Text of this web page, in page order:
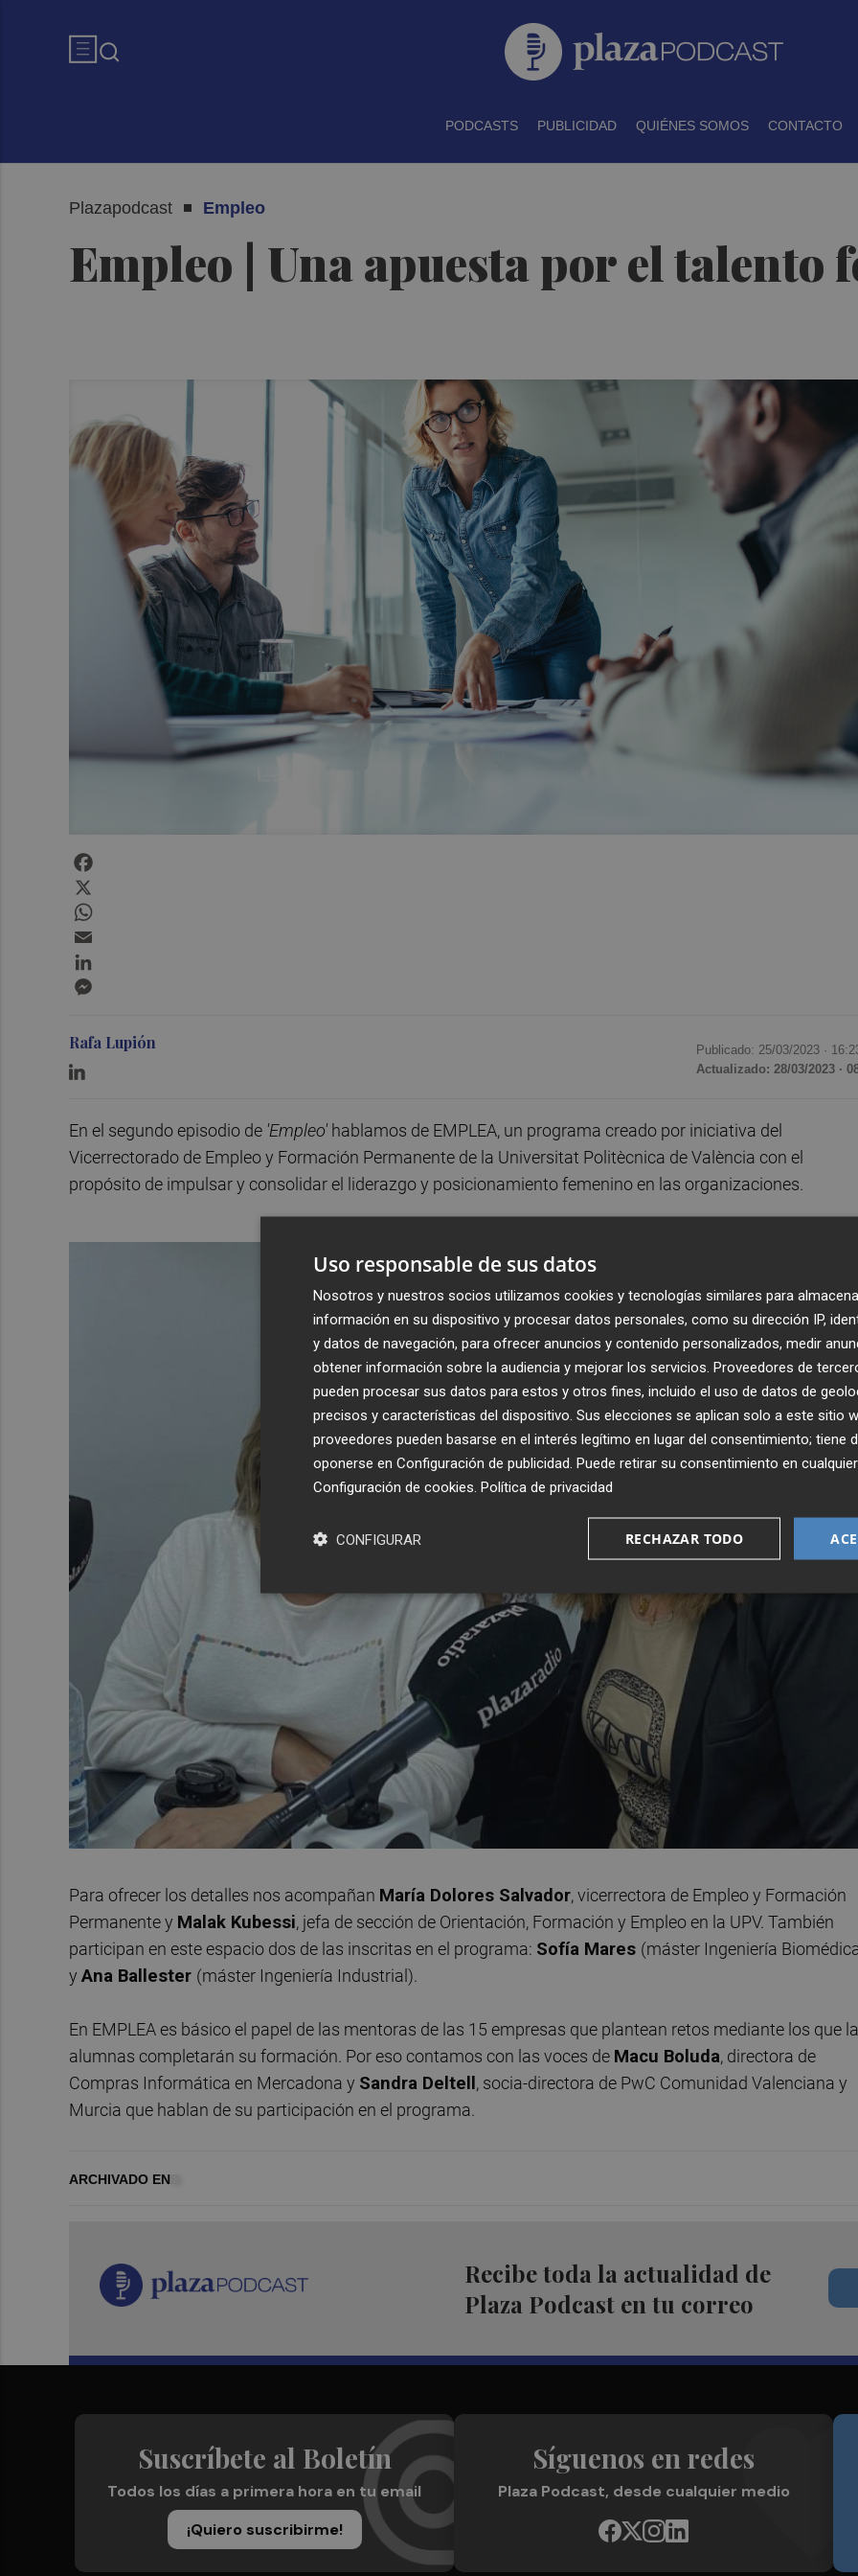
PODCASTS PUBLICIDAD QUIÉNES SOMOS CONTACTO
Plazapodcast Empleo
Empleo | Una apuesta por el talento
Rafa Lupión Publicado: 25/03/2023 ·
Actualizado: 28/03/2023 ·
En el segundo episodio de 'Empleo'hablamos de EMPLEA, un programa creado por iniciativa del
Vicerrectorado de Empleo y Formación Permanente de la Universitat Politècnica de València con el
propósito de impulsar y consolidar el liderazgo y posicionamiento femenino en las organizaciones.
Para ofrecer los detalles nos acompañan María Dolores Salvador, vicerrectora de Empleo y Formación
Permanente y Malak Kubessi, jefa de sección de Orientación, Formación y Empleo en la UPV. También
participan en este espacio dos de las inscritas en el programa: Sofía Mares (máster Ingeniería
y Ana Ballester (máster Ingeniería Industrial).
En EMPLEA es básico el papel de las mentoras de las 15 empresas que plantean retos mediante los que
alumnas completarán su formación. Por eso contamos con las voces de Macu Boluda, directora de
Compras Informática en Mercadona y Sandra Deltell, socia-directora de PwC Comunidad Valenciana y
Murcia que hablan de su participación en el programa.
ARCHIVADO EN
Recibe toda la actualidad de
Plaza Podcast en tu correo
Suscríbete al Boletín
Todos los días a primera hora en tu email
¡Quiero suscribirme!
Síguenos en redes
Plaza Podcast, desde cualquier medio
Uso responsable de sus datos
Nosotros y nuestros socios utilizamos cookies y tecnologías similares para
información en su dispositivo y procesar datos personales, como su dirección IP,
y datos de navegación, para ofrecer anuncios y contenido personalizados, medir
obtener información sobre la audiencia y mejorar los servicios. Proveedores de
pueden procesar sus datos para estos y otros fines, incluido el uso de datos de
precisos y características del dispositivo. Sus elecciones se aplican solo a este sitio
proveedores pueden basarse en el interés legítimo en lugar del consentimiento; tiene
oponerse en Configuración de publicidad . Puede retirar su consentimiento en
Configuración de cookies Política de privacidad
RECHAZAR TODO
CONFIGURAR